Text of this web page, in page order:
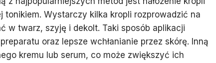
tonikiem. Wystarczy kilka kropli rozprowadzić na
w twarz, szyję i dekolt. Taki sposób aplikacji
oraz lepsze wchłanianie przez skórę. Inną
kremu lub serum, co może zwiększyć ich